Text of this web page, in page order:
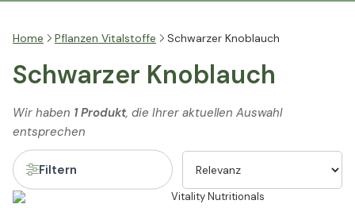
Home Pflanzen Vitalstoffe Schwarzer Knoblauch
Schwarzer Knoblauch
Wir haben 1 Produkt, die Ihrer aktuellen Auswahl
entsprechen
Filtern
Vitality Nutritionals